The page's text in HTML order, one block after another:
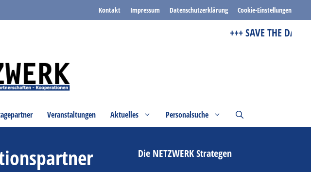
Kontakt Impressum Datenschutzerklärung Cookie-Einstellungen
+++ SAVE THE DATE +++
Veranstaltungen Aktuelles Personalsuche
Die NETZWERK Strategen